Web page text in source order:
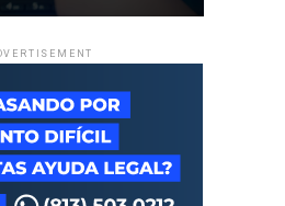
adiestradora sueca líder en el
los perros también adoran
y almohadas. La suavidad
contacto con el pelo y el relleno
desgranado el contenido
Algo parecido pasa con